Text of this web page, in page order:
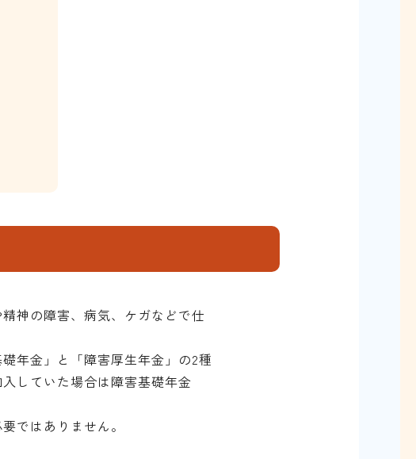
神の障害、病気、ケガなどで仕
年金」と「障害厚生年金」の2種
していた場合は障害基礎年金
ではありません。